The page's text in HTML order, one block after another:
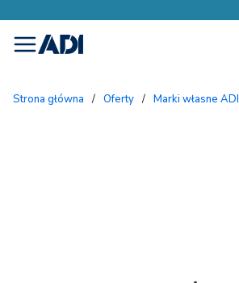
menu
Strona główna / Oferty / Marki własne ADI